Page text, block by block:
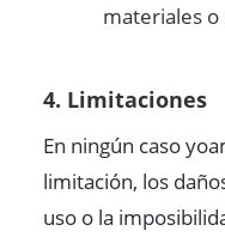
materiales o
4. Limitaciones
En ningún caso
limitación, los
uso o la